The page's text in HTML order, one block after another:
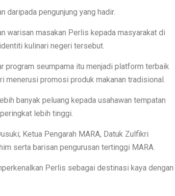
daripada pengunjung yang hadir.
warisan masakan Perlis kepada masyarakat di
kulinari negeri tersebut.
program seumpama itu menjadi platform terbaik
menerusi promosi produk makanan tradisional.
banyak peluang kepada usahawan tempatan
lebih tinggi.
Ketua Pengarah MARA, Datuk Zulfikri
serta barisan pengurusan tertinggi MARA.
Perlis sebagai destinasi kaya dengan